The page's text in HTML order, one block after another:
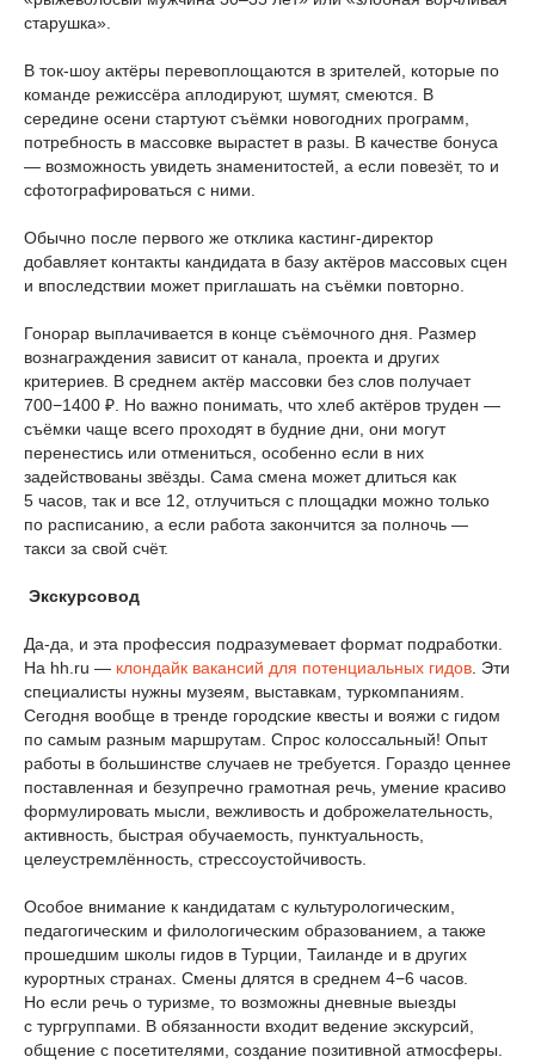
старушка».
В ток-шоу актёры перевоплощаются в зрителей, которые по
команде режиссёра аплодируют, шумят, смеются. В
середине осени стартуют съёмки новогодних программ,
потребность в массовке вырастет в разы. В качестве бонуса
— возможность увидеть знаменитостей, а если повезёт, то и
сфотографироваться с ними.
Обычно после первого же отклика кастинг-директор
добавляет контакты кандидата в базу актёров массовых сцен
и впоследствии может приглашать на съёмки повторно.
Гонорар выплачивается в конце съёмочного дня. Размер
вознаграждения зависит от канала, проекта и других
критериев. В среднем актёр массовки без слов получает
700−1400 ₽. Но важно понимать, что хлеб актёров труден —
съёмки чаще всего проходят в будние дни, они могут
перенестись или отмениться, особенно если в них
задействованы звёзды. Сама смена может длиться как
5 часов, так и все 12, отлучиться с площадки можно только
по расписанию, а если работа закончится за полночь —
такси за свой счёт.
Экскурсовод
Да-да, и эта профессия подразумевает формат подработки.
На hh.ru — клондайк вакансий для потенциальных гидов . Эти
специалисты нужны музеям, выставкам, туркомпаниям.
Сегодня вообще в тренде городские квесты и вояжи с гидом
по самым разным маршрутам. Спрос колоссальный! Опыт
работы в большинстве случаев не требуется. Гораздо ценнее
поставленная и безупречно грамотная речь, умение красиво
формулировать мысли, вежливость и доброжелательность,
активность, быстрая обучаемость, пунктуальность,
целеустремлённость, стрессоустойчивость.
Особое внимание к кандидатам с культурологическим,
педагогическим и филологическим образованием, а также
прошедшим школы гидов в Турции, Таиланде и в других
курортных странах. Смены длятся в среднем 4−6 часов.
Но если речь о туризме, то возможны дневные выезды
с тургруппами. В обязанности входит ведение экскурсий,
общение с посетителями, создание позитивной атмосферы.